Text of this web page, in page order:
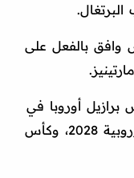
بالفعل على
أوروبا في
دوري الأمم الأوروبية، وكأس الأمم الأوروبية 2028، وكأس